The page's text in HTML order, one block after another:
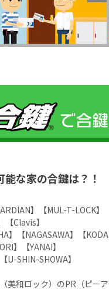
能な家の合鍵は？！
】【MUL-T-LOCK】
【Clavis】
】【NAGASAWA】【
】【YANAI】
U-SHIN-SHOWA】
美和ロック）のPR（ピー